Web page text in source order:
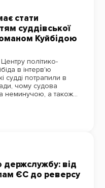
стати
суддівської
Куйбідою
політико-
судді потрапили в
чому судова
неминучою, а також
ній.
держслужбу: від
ЄС до реверсу